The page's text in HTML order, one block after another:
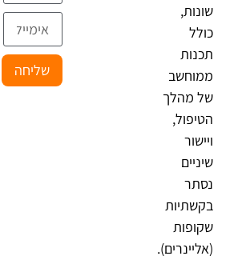
שונות,
כולל
תכנות
ממוחשב
של מהלך
הטיפול,
ויישור
שיניים
נסתר
בקשתיות
שקופות
(אליינרים).
שליחה